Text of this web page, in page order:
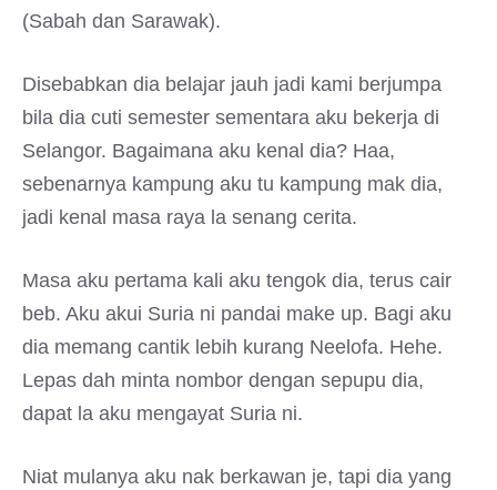
(Sabah dan Sarawak).
Disebabkan dia belajar jauh jadi kami berjumpa
bila dia cuti semester sementara aku bekerja di
Selangor. Bagaimana aku kenal dia? Haa,
sebenarnya kampung aku tu kampung mak dia,
jadi kenal masa raya la senang cerita.
Masa aku pertama kali aku tengok dia, terus cair
beb. Aku akui Suria ni pandai make up. Bagi aku
dia memang cantik lebih kurang Neelofa. Hehe.
Lepas dah minta nombor dengan sepupu dia,
dapat la aku mengayat Suria ni.
Niat mulanya aku nak berkawan je, tapi dia yang